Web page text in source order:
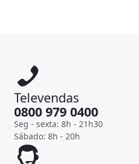
Televendas
0800 979 0400
Seg - sexta: 8h - 21h30
Sábado: 8h - 20h